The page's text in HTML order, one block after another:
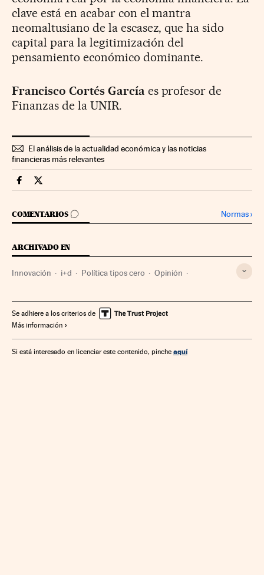
clave está en acabar con el mantra
neomaltusiano de la escasez, que ha sido
capital para la legitimización del
pensamiento económico dominante.
Francisco Cortés García es profesor de
Finanzas de la UNIR.
El análisis de la actualidad económica y las noticias
financieras más relevantes
Economia Cinco Días en Facebook
Economia Cinco Días en Twitter
COMENTARIOS
IR A LOS COMENTARIOS Normas›
ARCHIVADO EN
Innovación i+d Política tipos cero Opinión
Política científica Créditos Servicios bancarios
Economía Banca
Se adhiere a los criterios de
Más información
Si está interesado en licenciar este contenido, pinche aquí